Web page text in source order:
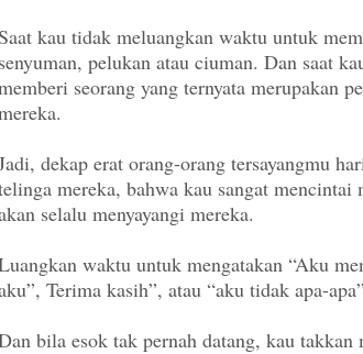
kau tidak meluangkan waktu untuk
senyuman, pelukan atau ciuman. Dan saat
seorang yang ternyata merupakan
dekap erat orang-orang tersayangmu
mereka, bahwa kau sangat mencintai
selalu menyayangi mereka.
waktu untuk mengatakan “Aku
Terima kasih”, atau “aku tidak apa-apa”
bila esok tak pernah datang, kau takkan